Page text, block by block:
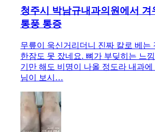
청주시 박남규내과의원에서 겨
통풍 통증
무릎이 욱신거리더니 진짜 칼로 베는
한잠도 못 잤네요. 뼈가 부딪히는 느
기만 해도 비명이 나올 정도라 내과
님이 보시…